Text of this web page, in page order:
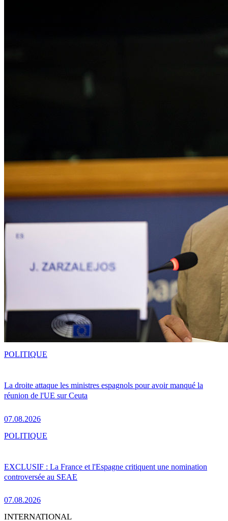
La droite attaque les ministres espagnols pour avoir manqué la
réunion de l'UE sur Ceuta
07.08.2026
POLITIQUE
EXCLUSIF : La France et l'Espagne critiquent une nomination
controversée au SEAE
07.08.2026
POLITIQUE
INTERNATIONAL